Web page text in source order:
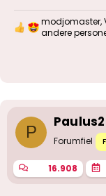
W
n
g
e
:
modjomaster,
andere
P
Paulus2
Forumfiel
16.908